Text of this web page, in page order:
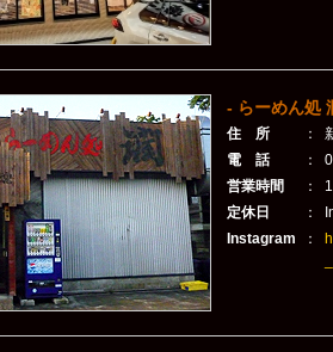
- らーめん処
住 所 ：
電 話
：
営業時間
：
定休日
：
Instagram
：